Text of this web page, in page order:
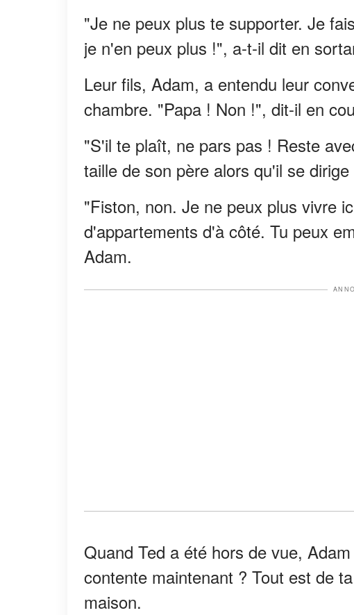
"Je ne peux plus te supporter. Je
je n'en peux plus !", a-t-il dit en
Leur fils, Adam, a entendu leur
chambre. "Papa ! Non !", dit-il en
"S'il te plaît, ne pars pas ! Reste
taille de son père alors qu'il se
"Fiston, non. Je ne peux plus vivre
d'appartements d'à côté. Tu peux
Adam.
Quand Ted a été hors de vue,
contente maintenant ? Tout est de
maison.